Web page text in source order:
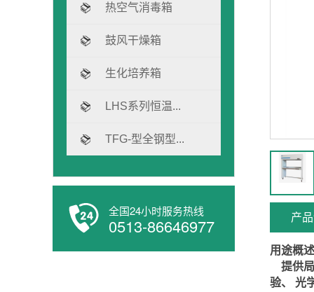
热空气消毒箱
鼓风干燥箱
生化培养箱
LHS系列恒温...
TFG-型全钢型...
全国24小时服务热线
0513-86646977 产
用途概述
提供
验、 光